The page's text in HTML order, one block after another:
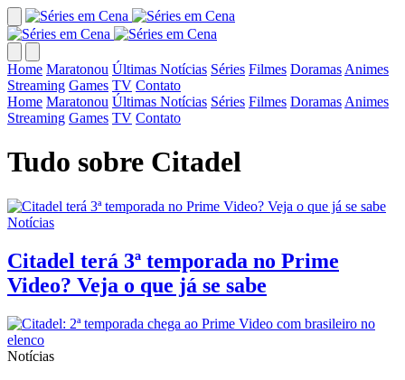
Home Maratonou Últimas Notícias Séries Filmes Doramas Animes
Streaming Games TV Contato
Home Maratonou Últimas Notícias Séries Filmes Doramas Animes
Streaming Games TV Contato
Tudo sobre Citadel
Notícias
Citadel terá 3ª temporada no Prime
Video? Veja o que já se sabe
Notícias